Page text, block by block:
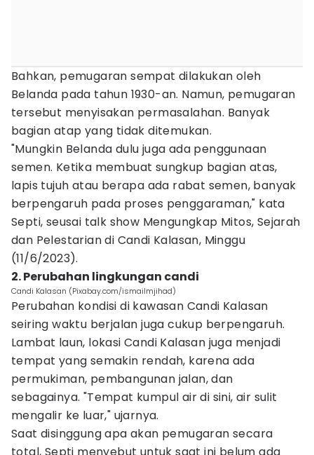
Bahkan, pemugaran sempat dilakukan oleh
Belanda pada tahun 1930-an. Namun, pemugaran
tersebut menyisakan permasalahan. Banyak
bagian atap yang tidak ditemukan.
"Mungkin Belanda dulu juga ada penggunaan
semen. Ketika membuat sungkup bagian atas,
lapis tujuh atau berapa ada rabat semen, banyak
berpengaruh pada proses penggaraman," kata
Septi, seusai talk show Mengungkap Mitos, Sejarah
dan Pelestarian di Candi Kalasan, Minggu
(11/6/2023).
2. Perubahan lingkungan candi
Candi Kalasan (Pixabay.com/ismailmjihad)
Perubahan kondisi di kawasan Candi Kalasan
seiring waktu berjalan juga cukup berpengaruh.
Lambat laun, lokasi Candi Kalasan juga menjadi
tempat yang semakin rendah, karena ada
permukiman, pembangunan jalan, dan
sebagainya. "Tempat kumpul air di sini, air sulit
mengalir ke luar," ujarnya.
Saat disinggung apa akan pemugaran secara